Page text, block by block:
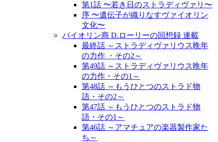
第1話 〜若き日のストラディヴァリ〜
序 〜遺伝子が織りなすヴァイオリン
文化〜
バイオリン商 D.ローリーの回想録 連載
最終話 ～ストラディヴァリウス晩年
の力作 ・その2～
第49話 ～ストラディヴァリウス晩年
の力作・その1～
第48話 ～もうひとつのストラド物
語・その2～
第47話 ～もうひとつのストラド物
語・その1～
第46話 ～アマチュアの楽器製作家た
ち～